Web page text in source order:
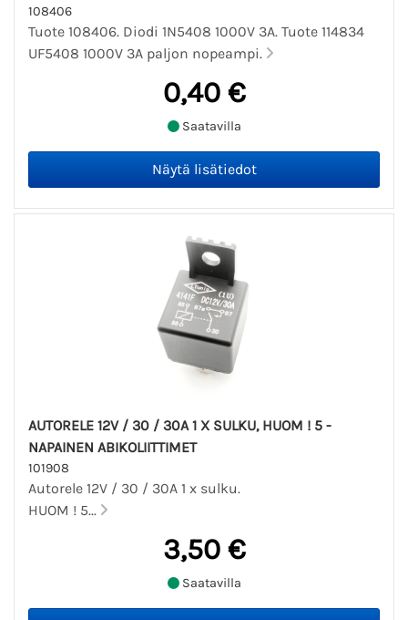
108406
Tuote 108406. Diodi 1N5408 1000V 3A. Tuote 114834
UF5408 1000V 3A paljon nopeampi.
0,40 €
Saatavilla
AUTORELE 12V / 30 / 30A 1 X SULKU, HUOM ! 5 -
NAPAINEN ABIKOLIITTIMET
101908
Autorele 12V / 30 / 30A 1 x sulku.
HUOM ! 5...
3,50 €
Saatavilla